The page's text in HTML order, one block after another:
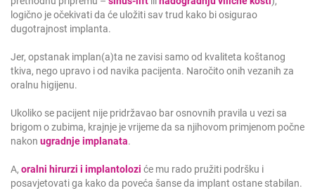
logično je očekivati da će uložiti sav trud kako bi osigurao
dugotrajnost implanta.
Jer, opstanak implan(a)ta ne zavisi samo od kvaliteta koštanog
tkiva, nego upravo i od navika pacijenta. Naročito onih vezanih za
oralnu higijenu.
Ukoliko se pacijent nije pridržavao bar osnovnih pravila u vezi sa
brigom o zubima, krajnje je vrijeme da sa njihovom primjenom počne
nakon ugradnje implanata.
A, oralni hirurzi i implantolozi će mu rado pružiti podršku i
posavjetovati ga kako da poveća šanse da implant ostane stabilan.